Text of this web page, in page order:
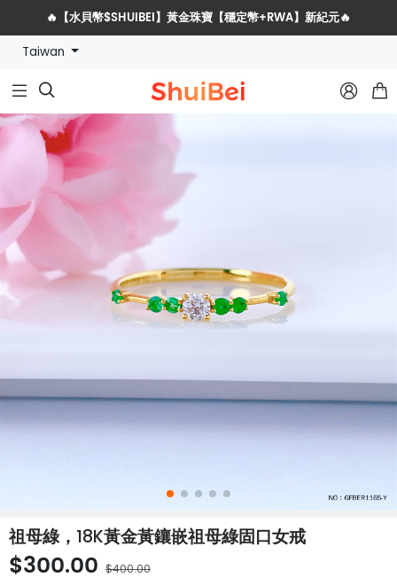
🔥【水貝幣$SHUIBEI】黃金珠寶【穩定幣+RWA】新紀元🔥
Taiwan
  
祖母綠，18K黃金黃鑲嵌祖母綠固口女戒
$300.00 $400.00